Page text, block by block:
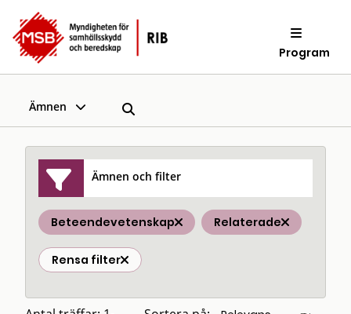
Program
Ämnen
Ämnen och filter
Beteendevetenskap Relaterade
Rensa filter